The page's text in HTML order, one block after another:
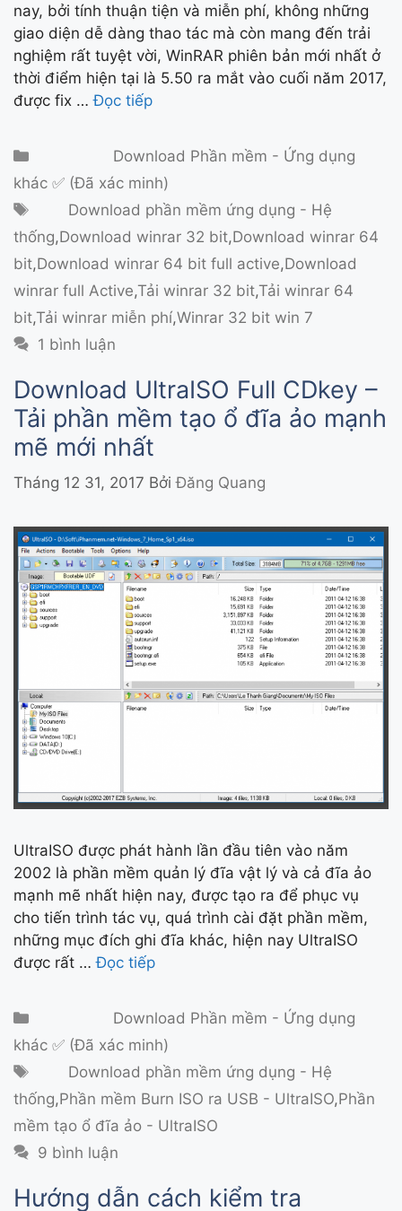
nay, bởi tính thuận tiện và miễn phí, không những
giao diện dễ dàng thao tác mà còn mang đến trải
nghiệm rất tuyệt vời, WinRAR phiên bản mới nhất ở
thời điểm hiện tại là 5.50 ra mắt vào cuối năm 2017,
được fix …Đọc tiếp
Danh mụcDownload Phần mềm - Ứng dụng
khác ✅ (Đã xác minh)
ThẻDownload phần mềm ứng dụng - Hệ
thống,Download winrar 32 bit,Download winrar 64
bit,Download winrar 64 bit full active,Download
winrar full Active,Tải winrar 32 bit,Tải winrar 64
bit,Tải winrar miễn phí,Winrar 32 bit win 7
1 bình luận
Download UltraISO Full CDkey –
Tải phần mềm tạo ổ đĩa ảo mạnh
mẽ mới nhất
Tháng 12 31, 2017 BởiĐăng Quang
UltraISO được phát hành lần đầu tiên vào năm
2002 là phần mềm quản lý đĩa vật lý và cả đĩa ảo
mạnh mẽ nhất hiện nay, được tạo ra để phục vụ
cho tiến trình tác vụ, quá trình cài đặt phần mềm,
những mục đích ghi đĩa khác, hiện nay UltraISO
được rất …Đọc tiếp
Danh mụcDownload Phần mềm - Ứng dụng
khác ✅ (Đã xác minh)
ThẻDownload phần mềm ứng dụng - Hệ
thống,Phần mềm Burn ISO ra USB - UltraISO,Phần
mềm tạo ổ đĩa ảo - UltraISO
9 bình luận
Hướng dẫn cách kiểm tra